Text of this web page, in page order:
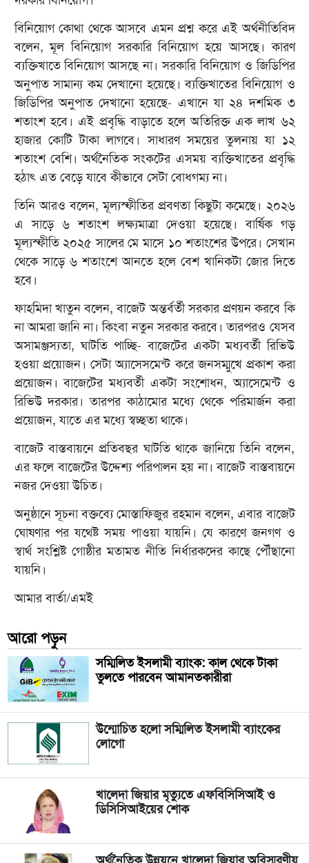
বিনিয়োগ কোথা থেকে আসবে এমন প্রশ্ন করে এই অর্থনীতিবিদ
বলেন, মূল বিনিয়োগ সরকারি বিনিয়োগ হয়ে আসছে। কারণ
ব্যক্তিখাতে বিনিয়োগ আসছে না। সরকারি বিনিয়োগ ও জিডিপির
অনুপাত সামান্য কম দেখানো হয়েছে। ব্যক্তিখাতের বিনিয়োগ ও
জিডিপির অনুপাত দেখানো হয়েছে- এখানে যা ২৪ দশমিক ৩
শতাংশ হবে। এই প্রবৃদ্ধি বাড়াতে হলে অতিরিক্ত এক লাখ ৬২
হাজার কোটি টাকা লাগবে। সাধারণ সময়ের তুলনায় যা ১২
শতাংশ বেশি। অর্থনৈতিক সংকটের এসময় ব্যক্তিখাতের প্রবৃদ্ধি
হঠাৎ এত বেড়ে যাবে কীভাবে সেটা বোধগম্য না।
তিনি আরও বলেন, মূল্যস্ফীতির প্রবণতা কিছুটা কমেছে। ২০২৬
এ সাড়ে ৬ শতাংশ লক্ষ্যমাত্রা দেওয়া হয়েছে। বার্ষিক গড়
মূল্যস্ফীতি ২০২৫ সালের মে মাসে ১০ শতাংশের উপরে। সেখান
থেকে সাড়ে ৬ শতাংশে আনতে হলে বেশ খানিকটা জোর দিতে
হবে।
ফাহমিদা খাতুন বলেন, বাজেট অন্তর্বর্তী সরকার প্রণয়ন করবে কি
না আমরা জানি না। কিংবা নতুন সরকার করবে। তারপরও যেসব
অসামঞ্জস্যতা, ঘাটতি পাচ্ছি- বাজেটের একটা মধ্যবর্তী রিভিউ
হওয়া প্রয়োজন। সেটা অ্যাসেসমেন্ট করে জনসম্মুখে প্রকাশ করা
প্রয়োজন। বাজেটের মধ্যবর্তী একটা সংশোধন, অ্যাসেমেন্ট ও
রিভিউ দরকার। তারপর কাঠামোর মধ্যে থেকে পরিমার্জন করা
প্রয়োজন, যাতে এর মধ্যে স্বচ্ছতা থাকে।
বাজেট বাস্তবায়নে প্রতিবছর ঘাটতি থাকে জানিয়ে তিনি বলেন,
এর ফলে বাজেটের উদ্দেশ্য পরিপালন হয় না। বাজেট বাস্তবায়নে
নজর দেওয়া উচিত।
অনুষ্ঠানে সূচনা বক্তব্যে মোস্তাফিজুর রহমান বলেন, এবার বাজেট
ঘোষণার পর যথেষ্ট সময় পাওয়া যায়নি। যে কারণে জনগণ ও
স্বার্থ সংশ্লিষ্ট গোষ্ঠীর মতামত নীতি নির্ধারকদের কাছে পৌঁছানো
যায়নি।
আমার বার্তা/এমই
আরো পড়ুন
সম্মিলিত ইসলামী ব্যাংক: কাল থেকে টাকা
তুলতে পারবেন আমানতকারীরা
উন্মোচিত হলো সম্মিলিত ইসলামী ব্যাংকের
লোগো
খালেদা জিয়ার মৃত্যুতে এফবিসিসিআই ও
ডিসিসিআইয়ের শোক